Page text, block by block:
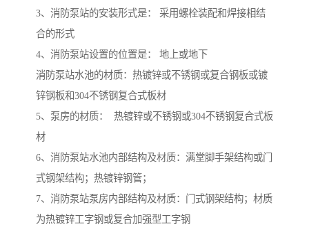
3、消防泵站的安装形式是： 采用螺栓装配和焊接相结
合的形式
4、消防泵站设置的位置是： 地上或地下
消防泵站水池的材质：热镀锌或不锈钢或复合钢板或镀
锌钢板和304不锈钢复合式板材
5、泵房的材质： 热镀锌或不锈钢或304不锈钢复合式板
材
6、消防泵站水池内部结构及材质：满堂脚手架结构或门
式钢架结构；热镀锌钢管；
7、消防泵站泵房内部结构及材质：门式钢架结构；材质
为热镀锌工字钢或复合加强型工字钢